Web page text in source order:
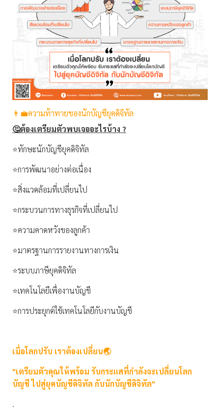
👨‍💼ความท้าทายของนักบัญชียุคดิจิทัล
🤔ต้องเตรียมตัวพบเจออะไรบ้าง ?
⭐️ทักษะนักบัญชียุคดิจิทัล
⭐️การพัฒนาอย่างต่อเนื่อง
⭐️สิ่งแวดล้อมที่เปลี่ยนไป
⭐️กระบวนการทางธุรกิจที่เปลี่ยนไป
⭐️ความคาดหวังของลูกค้า
⭐️มาตรฐานการรายงานทางการเงิน
⭐️ระบบภาษียุคดิจิทัล
⭐️เทคโนโลยีเพื่องานบัญชี
⭐️การประยุกต์ใช้เทคโนโลยีกับงานบัญชี
เมื่อโลกปรับ เราต้องเปลี่ยน🌏
"เตรียมตัวคุณให้พร้อม รับกระแสที่กำลังจะเปลี่ยนโลก
บัญชี ไปสู่ยุคบัญชีดิจิทัล กับนักบัญชีดิจิทัล"
.